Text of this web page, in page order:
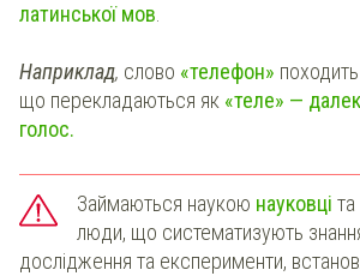
латинської мов.
Наприклад, слово «телефон»
що перекладаються як «теле» —
голос.
Займаються наукою науковці та
люди, що систематизують
дослідження та експерименти,